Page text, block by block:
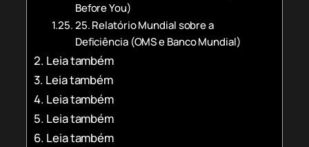
Before You)
25. Relatório Mundial sobre a
Deficiência (OMS e Banco Mundial)
Leia também
Leia também
Leia também
Leia também
Leia também